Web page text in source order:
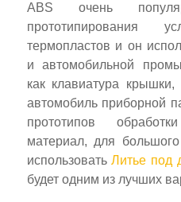
ABS очень
прототипирования
термопластов и он
и автомобильной
как клавиатура
автомобиль приборной
прототипов
материал, для
использоватьЛитье под
будет одним из лучших